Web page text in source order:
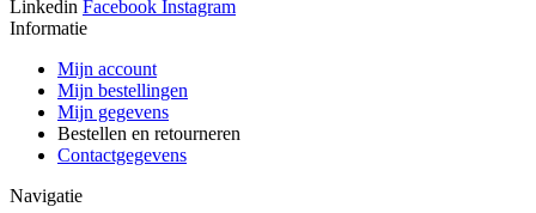
Linkedin Facebook Instagram
Informatie
Mijn account
Mijn bestellingen
Mijn gegevens
Bestellen en retourneren
Contactgegevens
Navigatie